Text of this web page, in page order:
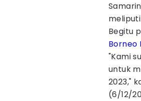
Begitu
Borneo
"Kami
untuk
2023,"
(6/12/